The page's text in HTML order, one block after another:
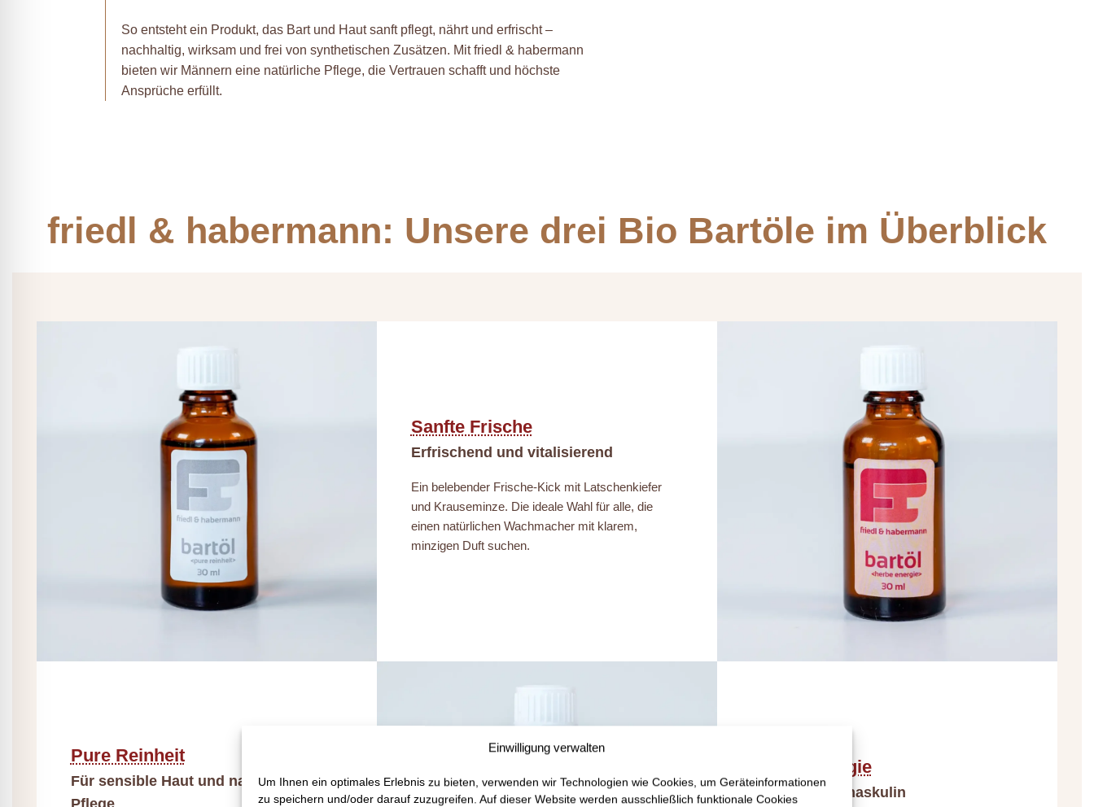
Einwilligung verwalten
Um Ihnen ein optimales Erlebnis zu bieten, verwenden wir Technologien wie Cookies, um Geräteinformationen
zu speichern und/oder darauf zuzugreifen. Auf dieser Website werden ausschließlich funktionale Cookies
So entsteht ein Produkt, das Bart und Haut sanft pflegt, nährt und erfrischt –
nachhaltig, wirksam und frei von synthetischen Zusätzen. Mit friedl & habermann
bieten wir Männern eine natürliche Pflege, die Vertrauen schafft und höchste
Ansprüche erfüllt.
friedl & habermann: Unsere drei Bio Bartöle im Überblick
Sanfte Frische
Erfrischend und vitalisierend
Ein belebender Frische-Kick mit Latschenkiefer
und Krauseminze. Die ideale Wahl für alle, die
einen natürlichen Wachmacher mit klarem,
minzigen Duft suchen.
Pure Reinheit
Für sensible Haut und natürliche
Herbe Energie
Markant und maskulin